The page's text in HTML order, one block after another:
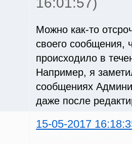
Можно как-то
своего сообщения,
происходило в
Например, я
сообщениях
даже после
15-05-2017